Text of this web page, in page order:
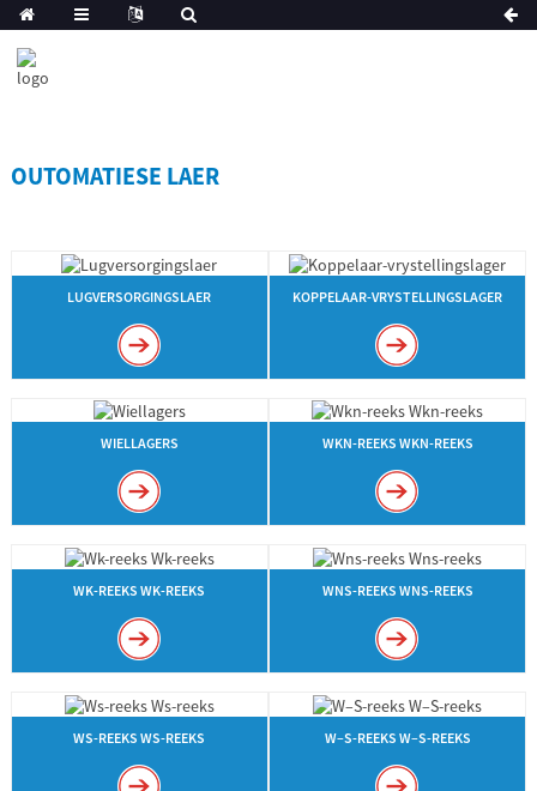
OUTOMATIESE LAER
LUGVERSORGINGSLAER KOPPELAAR-VRYSTELLINGSLAGER
WIELLAGERS WKN-REEKS WKN-REEKS
WK-REEKS WK-REEKS WNS-REEKS WNS-REEKS
WS-REEKS WS-REEKS W–S-REEKS W–S-REEKS